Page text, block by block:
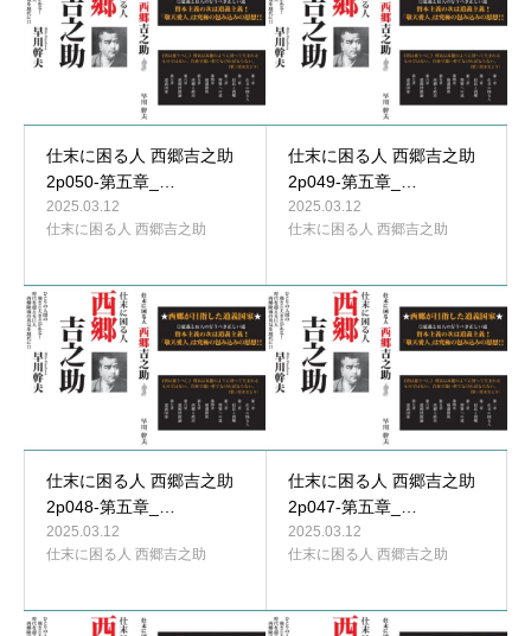
仕末に困る人 西郷吉之助
2p050-第五章_…
2025.03.12
仕末に困る人 西郷吉之助
仕末に困る人 西郷吉之助
2p049-第五章_…
2025.03.12
仕末に困る人 西郷吉之助
仕末に困る人 西郷吉之助
2p048-第五章_…
2025.03.12
仕末に困る人 西郷吉之助
仕末に困る人 西郷吉之助
2p047-第五章_…
2025.03.12
仕末に困る人 西郷吉之助